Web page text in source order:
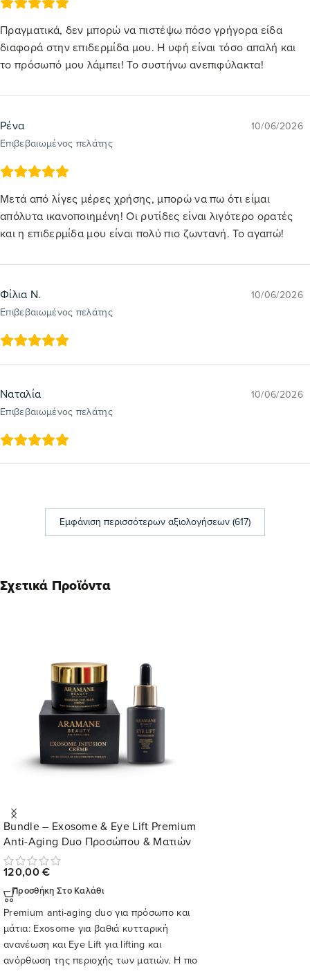
Πραγματικά, δεν μπορώ να πιστέψω πόσο γρήγορα είδα
διαφορά στην επιδερμίδα μου. Η υφή είναι τόσο απαλή και
το πρόσωπό μου λάμπει! Το συστήνω ανεπιφύλακτα!
Ρένα
Επιβεβαιωμένος πελάτης
10/06/2026
Μετά από λίγες μέρες χρήσης, μπορώ να πω ότι είμαι
απόλυτα ικανοποιημένη! Οι ρυτίδες είναι λιγότερο ορατές
και η επιδερμίδα μου είναι πολύ πιο ζωντανή. Το αγαπώ!
Φίλια Ν.
Επιβεβαιωμένος πελάτης
10/06/2026
Ναταλία
Επιβεβαιωμένος πελάτης
10/06/2026
Εμφάνιση περισσότερων αξιολογήσεων (617)
Σχετικά Προϊόντα
Bundle – Exosome & Eye Lift Premium
Anti-Aging Duo Προσώπου & Ματιών
120,00€
Προσθήκη Στο Καλάθι
Premium anti-aging duo για πρόσωπο και
μάτια: Exosome για βαθιά κυτταρική
ανανέωση και Eye Lift για lifting και
ανόρθωση της περιοχής των ματιών. Η πιο